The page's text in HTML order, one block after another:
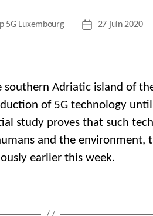
5G Luxembourg
Date27 juin 2020
southern Adriatic island of
of 5G technology
study proves that such
and the environment,
earlier this week.